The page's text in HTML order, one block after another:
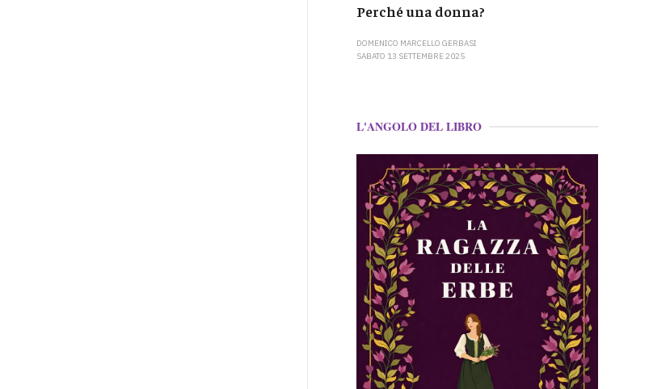
Perché una donna?
DOMENICO MARCELLO GERBASI
SABATO 13 SETTEMBRE 2025
L'ANGOLO DEL LIBRO